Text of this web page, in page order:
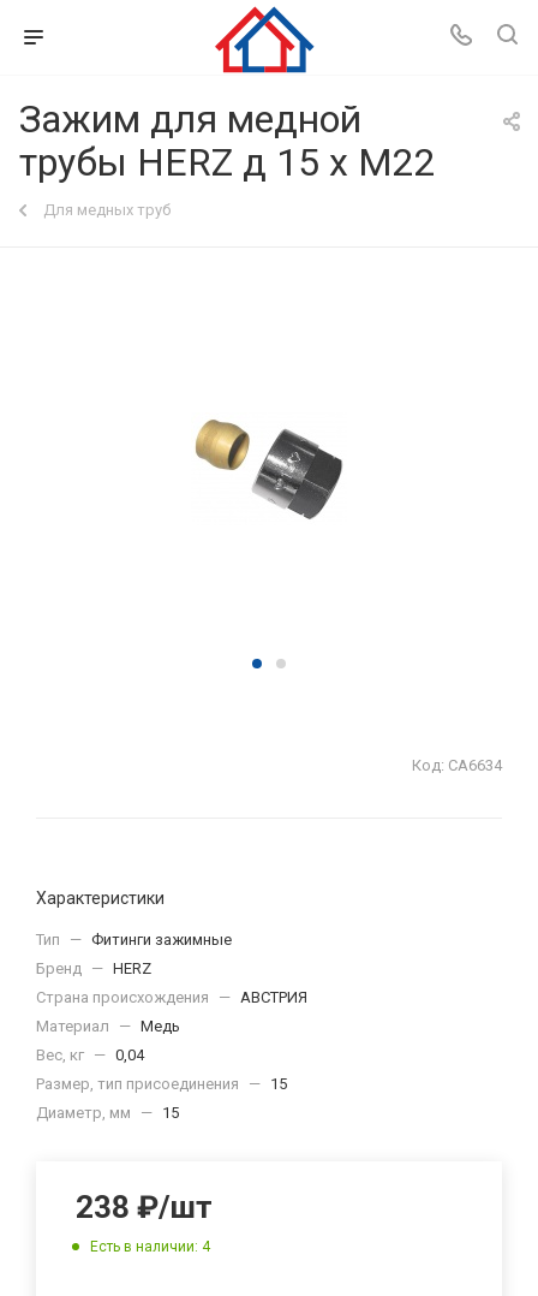
Зажим для медной
трубы HERZ д 15 х М22
Для медных труб
Код: СА6634
Характеристики
Тип — Фитинги зажимные
Бренд — HERZ
Страна происхождения
— АВСТРИЯ
Материал
— Медь
Вес, кг — 0,04
Размер, тип присоединения
— 15
Диаметр, мм
— 15
238 ₽/шт
Есть в наличии: 4